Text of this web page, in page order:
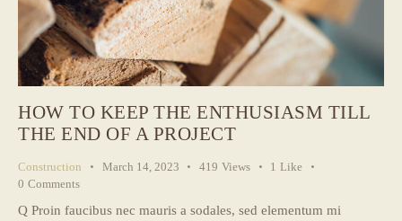
HOW TO KEEP THE ENTHUSIASM TILL
THE END OF A PROJECT
Construction March 14, 2023 419 Views 1 Like
0 Comments
Q Proin faucibus nec mauris a sodales, sed elementum mi